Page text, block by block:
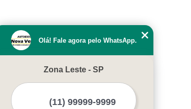
Olá! Fale agora pelo WhatsApp.
Zona Leste - SP